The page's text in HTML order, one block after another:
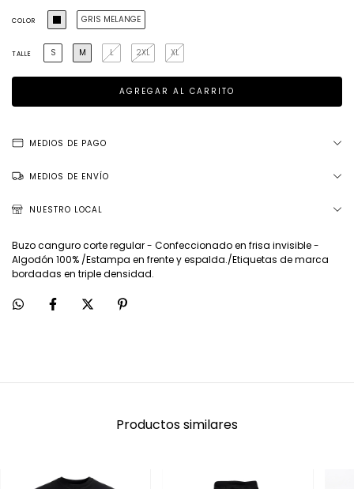
COLOR GRIS MELANGE
TALLE S M L 2XL XL
MEDIOS DE PAGO
MEDIOS DE ENVÍO
NUESTRO LOCAL
Buzo canguro corte regular - Confeccionado en frisa invisible -
Algodón 100% /Estampa en frente y espalda./Etiquetas de marca
bordadas en triple densidad.
Productos similares